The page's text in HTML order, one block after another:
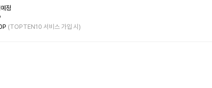
정
(TOPTEN10 서비스 가입 시)